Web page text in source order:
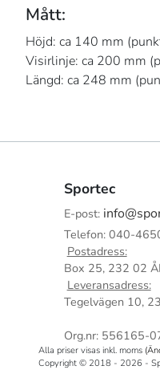
Mått:
Höjd: ca 140 mm
Visirlinje: ca 200 mm
Längd: ca 248 mm
Sportec
E-post:
Telefon: 040-
Postadress:
Box 25, 232 02
Leveransadress:
Tegelvägen 10,
Org.nr: 556165-
Alla priser visas inkl. moms
Copyright © 2018 - 2026 -